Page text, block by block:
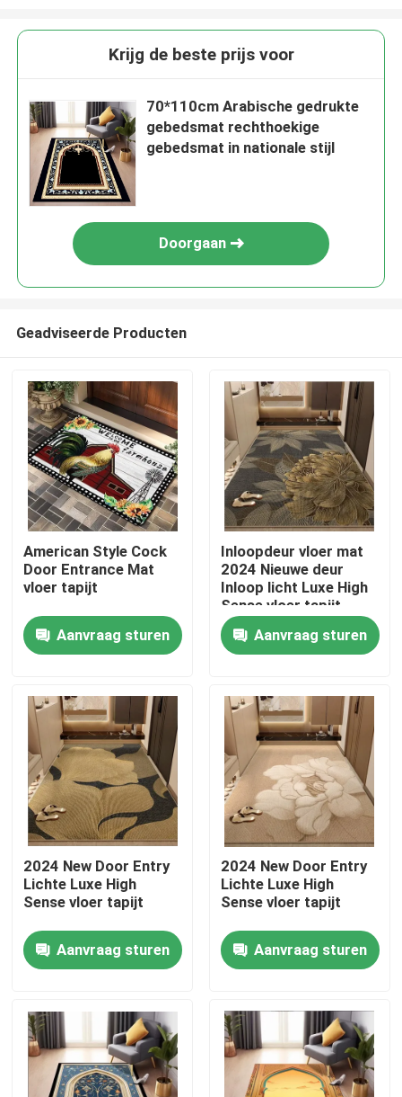
Huis
PRODUCTEN
ONGEVEER DE V.S.
Fabrieksreis
Kwaliteitscontrole
De Deken van het vloertapijt
De Tapijten van de slaapkamervloer
De Tapijten van de woonkamervloer
Krijg de beste prijs voor
70*110cm Arabische gedrukte
gebedsmat rechthoekige
gebedsmat in nationale stijl
Doorgaan
Geadviseerde Producten
American Style Cock
Door Entrance Mat
vloer tapijt
Aanvraag sturen
Inloopdeur vloer mat
2024 Nieuwe deur
Inloop licht Luxe High
Sense vloer tapijt
Aanvraag sturen
2024 New Door Entry
Lichte Luxe High
Sense vloer tapijt
Aanvraag sturen
2024 New Door Entry
Lichte Luxe High
Sense vloer tapijt
Aanvraag sturen